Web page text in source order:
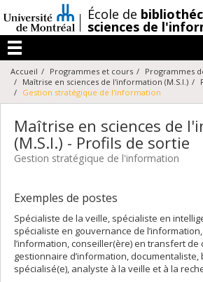
au
contenu
/École de
sciences de
Menu
Accueil Programmes et cours
Programmes
Maîtrise en sciences de l'information (M.S.I.)
Gestion stratégique de l'information
Maîtrise en sciences de
(M.S.I.) - Profils de sortie
Gestion stratégique de l'information
Exemples de postes
Spécialiste de la veille, spécialiste en
spécialiste en gouvernance de
l’information, conseiller(ère) en transfert de
gestionnaire d’information, documentaliste,
spécialisé(e), analyste à la veille et à la